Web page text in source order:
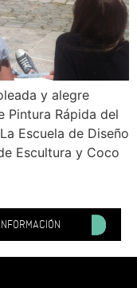
y alegre
Pintura Rápida del
Escuela de Diseño
Escultura y Coco